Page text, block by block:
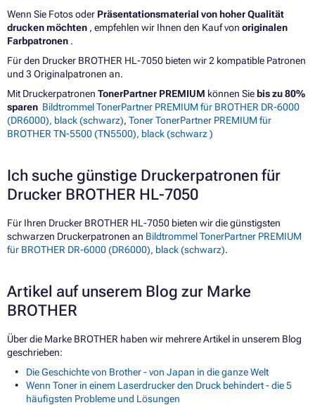
Wenn Sie Fotos oder Präsentationsmaterial von hoher Qualität
drucken möchten , empfehlen wir Ihnen den Kauf von originalen
Farbpatronen .
Für den Drucker BROTHER HL-7050 bieten wir 2 kompatible Patronen
und 3 Originalpatronen an.
Mit Druckerpatronen TonerPartner PREMIUM können Sie bis zu 80%
sparen Bildtrommel TonerPartner PREMIUM für BROTHER DR-6000
(DR6000), black (schwarz), Toner TonerPartner PREMIUM für
BROTHER TN-5500 (TN5500), black (schwarz )
Ich suche günstige Druckerpatronen für
Drucker BROTHER HL-7050
Für Ihren Drucker BROTHER HL-7050 bieten wir die günstigsten
schwarzen Druckerpatronen an Bildtrommel TonerPartner PREMIUM
für BROTHER DR-6000 (DR6000), black (schwarz).
Artikel auf unserem Blog zur Marke
BROTHER
Über die Marke BROTHER haben wir mehrere Artikel in unserem Blog
geschrieben:
Die Geschichte von Brother - von Japan in die ganze Welt
Wenn Toner in einem Laserdrucker den Druck behindert - die 5
häufigsten Probleme und Lösungen